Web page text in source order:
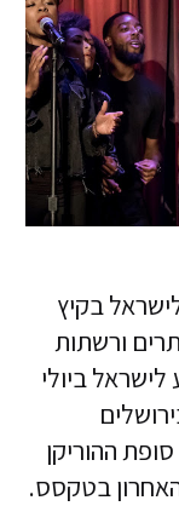
בקיץ
ורשתות
ביולי
ההוריקן
בטקסס.